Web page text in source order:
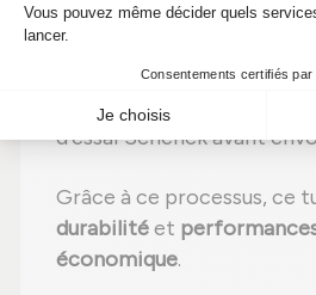
Étape 5 :Réassemblage
réglages effectués selon les
recommandations du
Étape 6 :
d'essai Schenck avant
Grâce à ce processus, ce
durabilitéet
économique.